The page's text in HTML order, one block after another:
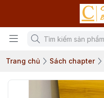
Trang chủ Sách chapter